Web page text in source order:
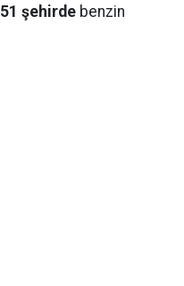
51 şehirde benzin